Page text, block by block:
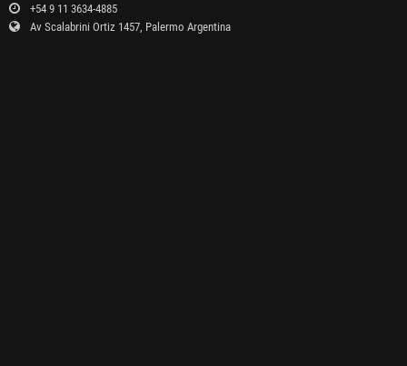
+54 9 11 3634-4885
Av Scalabrini Ortiz 1457, Palermo Argentina